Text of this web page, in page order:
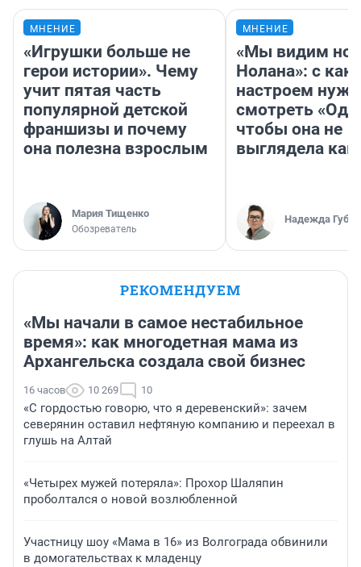
МНЕНИЕ
«Игрушки больше не
герои истории». Чему
учит пятая часть
популярной детской
франшизы и почему
она полезна взрослым
Мария Тищенко
Обозреватель
МНЕНИЕ
«Мы видим
Нолана»: с
настроем
смотреть
чтобы она не
выглядела как
Надежда
РЕКОМЕНДУЕМ
«Мы начали в самое нестабильное
время»: как многодетная мама из
Архангельска создала свой бизнес
16 часов 10 269 10
«С гордостью говорю, что я деревенский»: зачем
северянин оставил нефтяную компанию и переехал в
глушь на Алтай
«Четырех мужей потеряла»: Прохор Шаляпин
проболтался о новой возлюбленной
Участницу шоу «Мама в 16» из Волгограда обвинили
в домогательствах к младенцу